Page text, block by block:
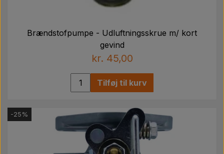
Brændstofpumpe - Udluftningsskrue m/ kort
gevind
kr. 45,00
Tilføj til kurv
-25%